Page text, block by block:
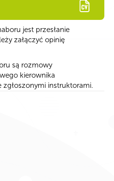
jest przesłanie
załączyć opinię
są rozmowy
kierownika
zgłoszonymi instruktorami.